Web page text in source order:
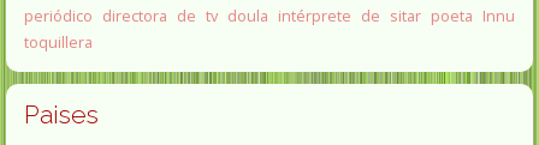
periódico directora de tv doula intérprete de sitar poeta Innu
toquillera
Paises